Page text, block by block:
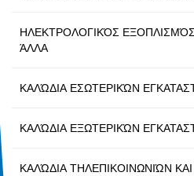
ΗΛΕΚΤΡΟΛΟΓΙΚΌΣ
ΆΛΛΑ
ΚΑΛΏΔΙΑ ΕΣΩΤΕΡΙΚΏΝ
ΚΑΛΏΔΙΑ ΕΞΩΤΕΡΙΚΏΝ
ΚΑΛΏΔΙΑ ΤΗΛΕΠΙΚΟΙΝΩΝΙΏΝ